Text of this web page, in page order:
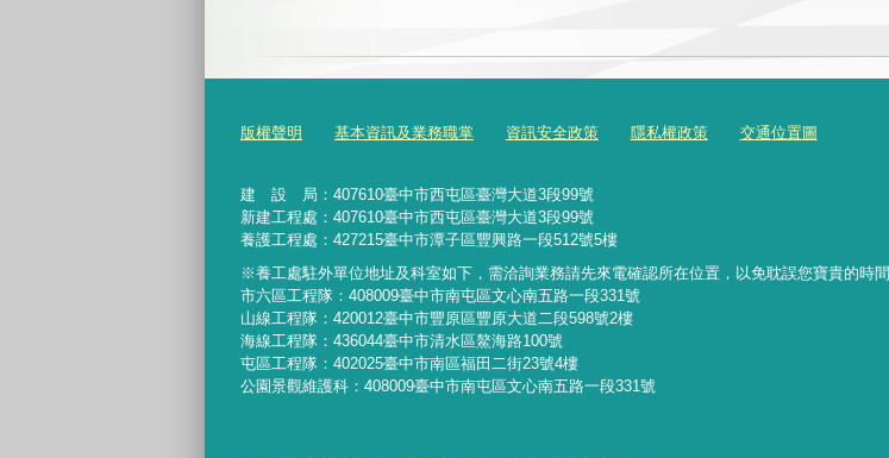
版權聲明 基本資訊及業務職掌 資訊安全政策 隱私權政策 交通位置圖
建 設 局： 407610臺中市西屯區臺灣大道3段99號
新建工程處：407610臺中市西屯區臺灣大道3段99號
養護工程處：427215臺中市潭子區豐興路一段512號5樓
※養工處駐外單位地址及科室如下，需洽詢業務請先來電確認所在位置，以免耽誤您寶貴的時間
市六區工程隊：408009臺中市南屯區文心南五路一段331號
山線工程隊：420012臺中市豐原區豐原大道二段598號2樓
海線工程隊：436044臺中市清水區鰲海路100號
屯區工程隊：402025臺中市南區福田二街23號4樓
公園景觀維護科：408009臺中市南屯區文心南五路一段331號